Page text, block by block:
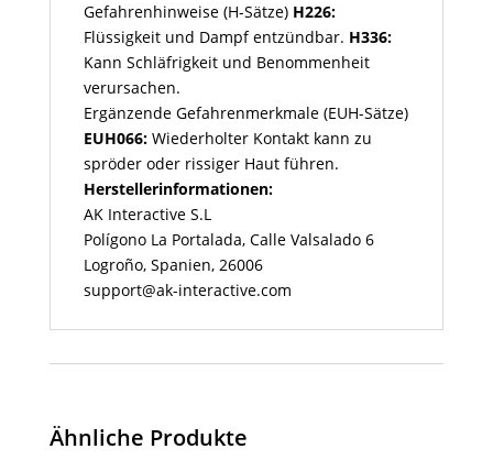
Gefahrenhinweise (H-Sätze) H226:
Flüssigkeit und Dampf entzündbar. H336:
Kann Schläfrigkeit und Benommenheit
verursachen.
Ergänzende Gefahrenmerkmale (EUH-Sätze)
EUH066:Wiederholter Kontakt kann zu
spröder oder rissiger Haut führen.
Herstellerinformationen:
AK Interactive S.L
Polígono La Portalada, Calle Valsalado 6
Logroño, Spanien, 26006
support@ak-interactive.com
Ähnliche Produkte